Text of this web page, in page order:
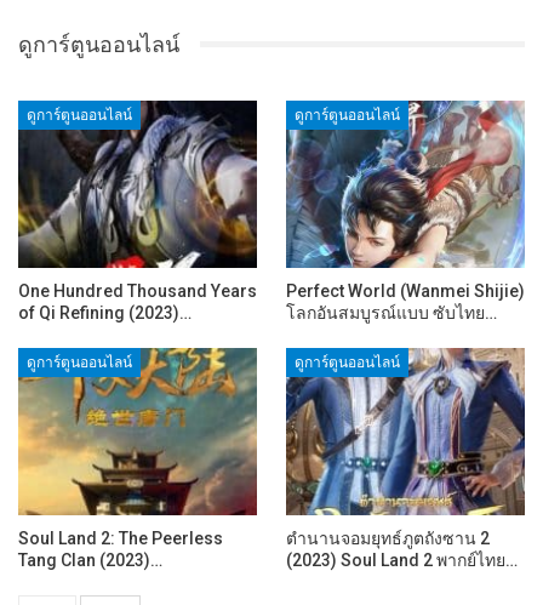
ดูการ์ตูนออนไลน์
ดูการ์ตูนออนไลน์
One Hundred Thousand Years
of Qi Refining (2023)…
ดูการ์ตูนออนไลน์
Perfect World (Wanmei Shijie)
โลกอันสมบูรณ์แบบ ซับไทย…
ดูการ์ตูนออนไลน์
Soul Land 2: The Peerless
Tang Clan (2023)…
ดูการ์ตูนออนไลน์
ตำนานจอมยุทธ์ภูตถังซาน 2
(2023) Soul Land 2 พากย์ไทย…